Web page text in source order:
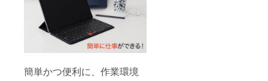
簡単かつ便利に、作業環境